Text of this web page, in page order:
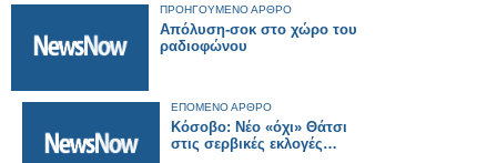
ΠΡΟΗΓΟΥΜΕΝΟ ΑΡΘΡΟ
Aπόλυση-σοκ στο χώρο του
ραδιοφώνου
ΕΠΟΜΕΝΟ ΑΡΘΡΟ
Κόσοβο: Νέο «όχι» Θάτσι
στις σερβικές εκλογές…